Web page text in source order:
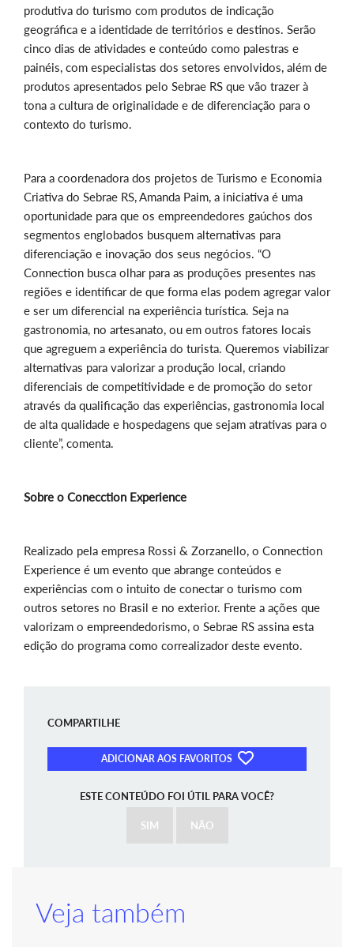
produtiva do turismo com produtos de indicação
geográfica e a identidade de territórios e destinos. Serão
cinco dias de atividades e conteúdo como palestras e
painéis, com especialistas dos setores envolvidos, além de
produtos apresentados pelo Sebrae RS que vão trazer à
tona a cultura de originalidade e de diferenciação para o
contexto do turismo.
Para a coordenadora dos projetos de Turismo e Economia
Criativa do Sebrae RS, Amanda Paim, a iniciativa é uma
oportunidade para que os empreendedores gaúchos dos
segmentos englobados busquem alternativas para
diferenciação e inovação dos seus negócios. “O
Connection busca olhar para as produções presentes nas
regiões e identificar de que forma elas podem agregar valor
e ser um diferencial na experiência turística. Seja na
gastronomia, no artesanato, ou em outros fatores locais
que agreguem a experiência do turista. Queremos viabilizar
alternativas para valorizar a produção local, criando
diferenciais de competitividade e de promoção do setor
através da qualificação das experiências, gastronomia local
de alta qualidade e hospedagens que sejam atrativas para o
cliente”, comenta.
Sobre o Conecction Experience
Realizado pela empresa Rossi & Zorzanello, o Connection
Experience é um evento que abrange conteúdos e
experiências com o intuito de conectar o turismo com
outros setores no Brasil e no exterior. Frente a ações que
valorizam o empreendedorismo, o Sebrae RS assina esta
edição do programa como correalizador deste evento.
COMPARTILHE
ADICIONAR AOS FAVORITOS
ESTE CONTEÚDO FOI ÚTIL PARA VOCÊ?
SIM NÃO
Veja também